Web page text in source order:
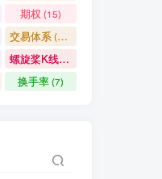
期权 (15)
交易体系(12)
螺旋桨K线
(11)
换手率(7)
指标代码图解
股你必须懂的暗语！
、水下是什么意思？